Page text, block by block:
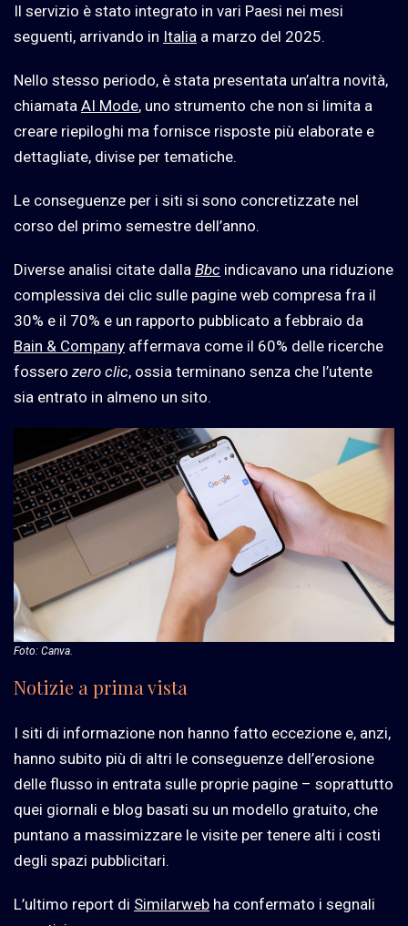
Il servizio è stato integrato in vari Paesi nei mesi
seguenti, arrivando in Italia a marzo del 2025.
Nello stesso periodo, è stata presentata un’altra novità,
chiamata AI Mode, uno strumento che non si limita a
creare riepiloghi ma fornisce risposte più elaborate e
dettagliate, divise per tematiche.
Le conseguenze per i siti si sono concretizzate nel
corso del primo semestre dell’anno.
Diverse analisi citate dalla Bbc indicavano una riduzione
complessiva dei clic sulle pagine web compresa fra il
30% e il 70% e un rapporto pubblicato a febbraio da
Bain & Company affermava come il 60% delle ricerche
fossero zero clic, ossia terminano senza che l’utente
sia entrato in almeno un sito.
Foto: Canva.
Notizie a prima vista
I siti di informazione non hanno fatto eccezione e, anzi,
hanno subito più di altri le conseguenze dell’erosione
delle flusso in entrata sulle proprie pagine – soprattutto
quei giornali e blog basati su un modello gratuito, che
puntano a massimizzare le visite per tenere alti i costi
degli spazi pubblicitari.
L’ultimo report di Similarweb ha confermato i segnali